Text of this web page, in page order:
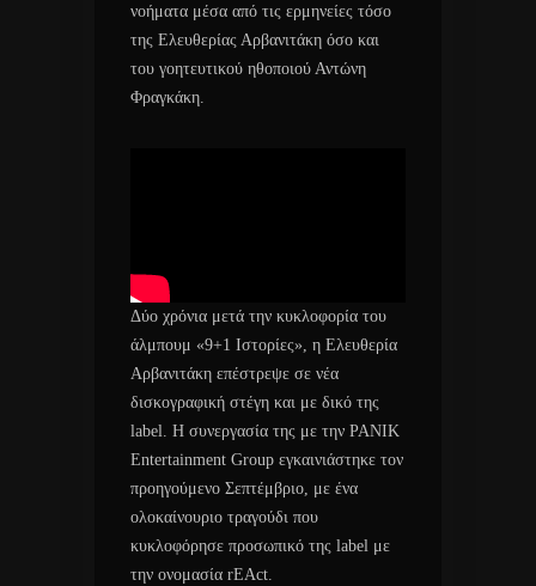
νοήματα μέσα από τις ερμηνείες τόσο
της Ελευθερίας Αρβανιτάκη όσο και
του γοητευτικού ηθοποιού Αντώνη
Φραγκάκη.
Δύο χρόνια μετά την κυκλοφορία του
άλμπουμ «9+1 Ιστορίες», η Ελευθερία
Αρβανιτάκη επέστρεψε σε νέα
δισκογραφική στέγη και με δικό της
label. Η συνεργασία της με την PANIK
Entertainment Group εγκαινιάστηκε τον
προηγούμενο Σεπτέμβριο, με ένα
ολοκαίνουριο τραγούδι που
κυκλοφόρησε προσωπικό της label με
την ονομασία rEAct.